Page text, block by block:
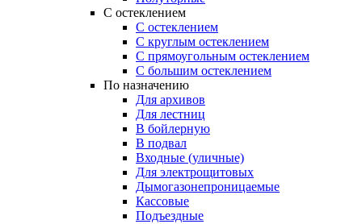
С остеклением
С остеклением
С круглым остеклением
С прямоугольным остеклением
С большим остеклением
По назначению
Для архивов
Для лестниц
В бойлерную
В подвал
Входные (уличные)
Для электрощитовых
Дымогазонепроницаемые
Кассовые
Подъездные